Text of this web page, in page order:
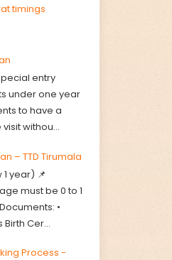
timings
entry
under one year
to have a
withou...
– TTD Tirumala
year) 📌
must be 0 to 1
•
Birth Cer...
Process -